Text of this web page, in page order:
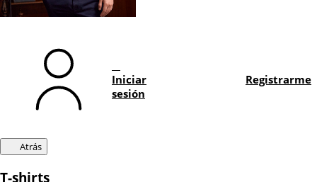
Iniciar
sesión
Registrarme
Atrás
T-shirts